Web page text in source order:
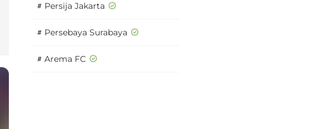
# Persija Jakarta
# Persebaya Surabaya
# Arema FC